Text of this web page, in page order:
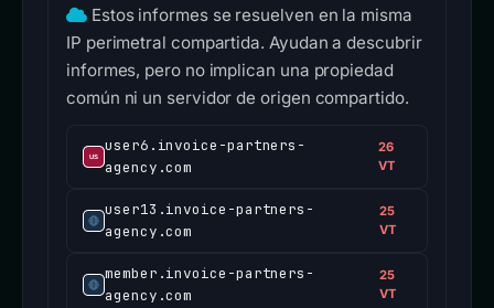
Estos informes se resuelven en la misma
IP perimetral compartida. Ayudan a descubrir
informes, pero no implican una propiedad
común ni un servidor de origen compartido.
user6.invoice-partners-
agency.com
26
VT
user13.invoice-partners-
agency.com
25
VT
member.invoice-partners-
agency.com
25
VT